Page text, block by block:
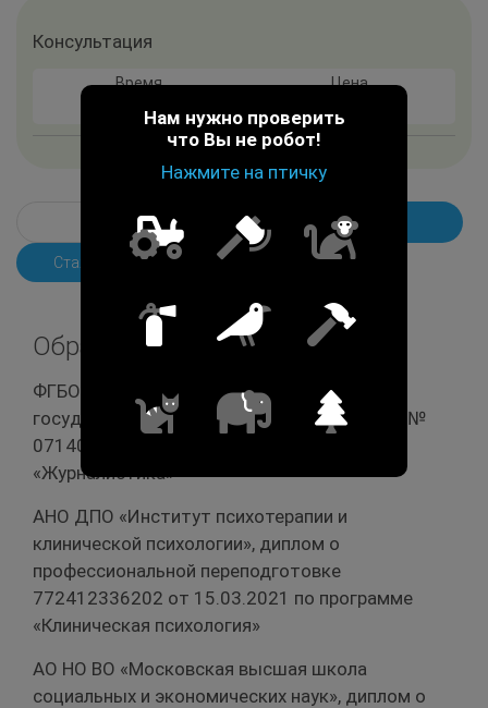
Консультация
Время
55 мин.
Цена
Образование Опыт работы
Стажировка и курсы
Образование
ФГБОУ ВПО «Санкт-Петергбургский
государственный университет», диплом СА№
07140 от 05.07.2021 по программе
«Журналистика»
АНО ДПО «Институт психотерапии и
клинической психологии», диплом о
профессиональной переподготовке
772412336202 от 15.03.2021 по программе
«Клиническая психология»
АО НО ВО «Московская высшая школа
социальных и экономических наук», диплом о
Нам нужно проверить
что Вы не робот!
Нажмите на птичку